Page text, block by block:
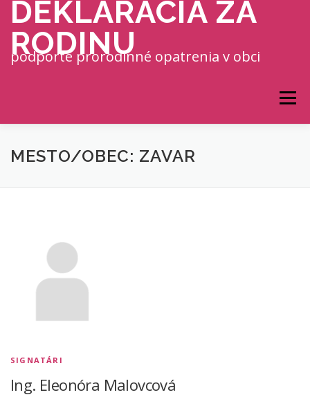
Prejsť na obsah
DEKLARÁCIA ZA
RODINU
podporte prorodinné opatrenia v obci
Menu
MESTO/OBEC: ZAVAR
SIGNATÁRI
Ing. Eleonóra Malovcová